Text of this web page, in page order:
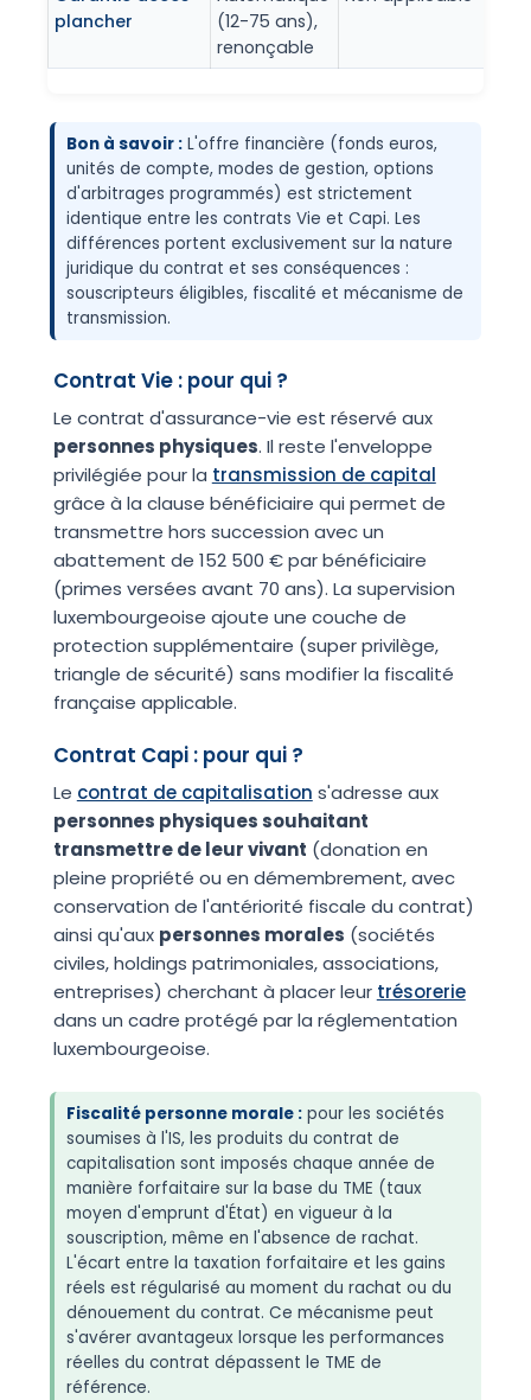
plancher
(12-75 ans),
renonçable
Bon à savoir :L'offre financière (fonds euros,
unités de compte, modes de gestion, options
d'arbitrages programmés) est strictement
identique entre les contrats Vie et Capi. Les
différences portent exclusivement sur la nature
juridique du contrat et ses conséquences :
souscripteurs éligibles, fiscalité et mécanisme de
transmission.
Contrat Vie : pour qui ?
Le contrat d'assurance-vie est réservé aux
personnes physiques. Il reste l'enveloppe
privilégiée pour la transmission de capital
grâce à la clause bénéficiaire qui permet de
transmettre hors succession avec un
abattement de 152 500 € par bénéficiaire
(primes versées avant 70 ans). La supervision
luxembourgeoise ajoute une couche de
protection supplémentaire (super privilège,
triangle de sécurité) sans modifier la fiscalité
française applicable.
Contrat Capi : pour qui ?
Le contrat de capitalisation s'adresse aux
personnes physiques souhaitant
transmettre de leur vivant (donation en
pleine propriété ou en démembrement, avec
conservation de l'antériorité fiscale du contrat)
ainsi qu'aux personnes morales (sociétés
civiles, holdings patrimoniales, associations,
entreprises) cherchant à placer leur trésorerie
dans un cadre protégé par la réglementation
luxembourgeoise.
Fiscalité personne morale :pour les sociétés
soumises à l'IS, les produits du contrat de
capitalisation sont imposés chaque année de
manière forfaitaire sur la base du TME (taux
moyen d'emprunt d'État) en vigueur à la
souscription, même en l'absence de rachat.
L'écart entre la taxation forfaitaire et les gains
réels est régularisé au moment du rachat ou du
dénouement du contrat. Ce mécanisme peut
s'avérer avantageux lorsque les performances
réelles du contrat dépassent le TME de
référence.